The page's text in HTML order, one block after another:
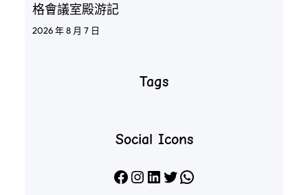
格會議室殿游記
2026 年 8 月 7 日
Tags
Social Icons
Facebook Instagram LinkedIn X WhatsApp